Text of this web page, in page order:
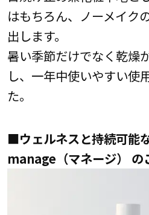
はもちろん、ノーメイク
出します。
暑い季節だけでなく乾燥
し、一年中使いやすい使
た。
■ウェルネスと持続可能
manage（マネージ） の